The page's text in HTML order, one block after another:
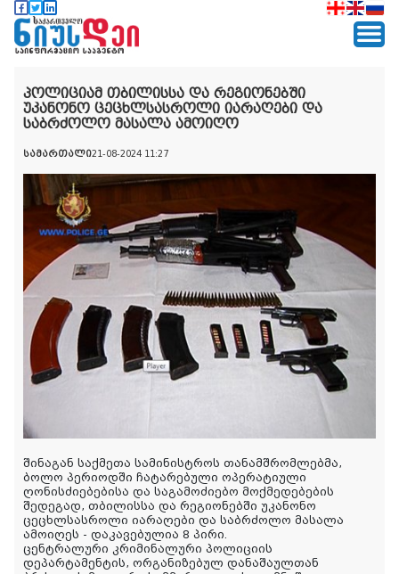
პოლიციამ თბილისსა და რეგიონებში
უკანონო ცეცხლსასროლი იარაღები და
საბრძოლო მასალა ამოიღო
სამართალი21-08-2024 11:27
შინაგან საქმეთა სამინისტროს თანამშრომლებმა,
ბოლო პერიოდში ჩატარებული ოპერატიული
ღონისძიებებისა და საგამოძიებო მოქმედებების
შედეგად, თბილისსა და რეგიონებში უკანონო
ცეცხლსასროლი იარაღები და საბრძოლო მასალა
ამოიღეს - დაკავებულია 8 პირი.
ცენტრალური კრიმინალური პოლიციის
დეპარტამენტის, ორგანიზებულ დანაშაულთან